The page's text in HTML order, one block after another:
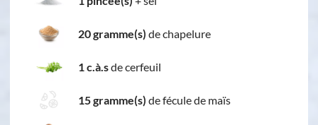
20 gramme(s) de chapelure
1 c.à.sde cerfeuil
15 gramme(s) de fécule de maïs